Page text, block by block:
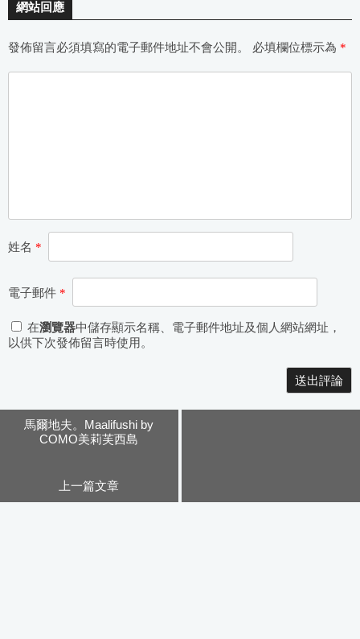
網站回應
發佈留言必須填寫的電子郵件地址不會公開。 必填欄位標示為 *
姓名 *
電子郵件 *
在瀏覽器中儲存顯示名稱、電子郵件地址及個人網站網址，
以供下次發佈留言時使用。
馬爾地夫。Maalifushi by
COMO美莉芙西島
上一篇文章